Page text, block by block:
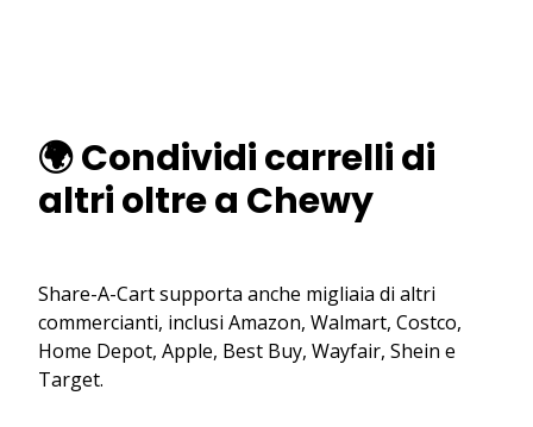
🌍 Condividi carrelli di
altri oltre a Chewy
Share-A-Cart supporta anche migliaia di altri
commercianti, inclusi Amazon, Walmart, Costco,
Home Depot, Apple, Best Buy, Wayfair, Shein e
Target.